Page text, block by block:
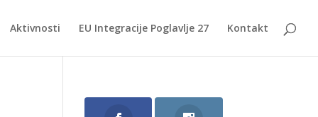
Aktivnosti EU Integracije Poglavlje 27 Kontakt